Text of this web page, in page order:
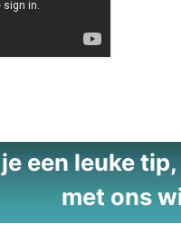
een leuke
met ons